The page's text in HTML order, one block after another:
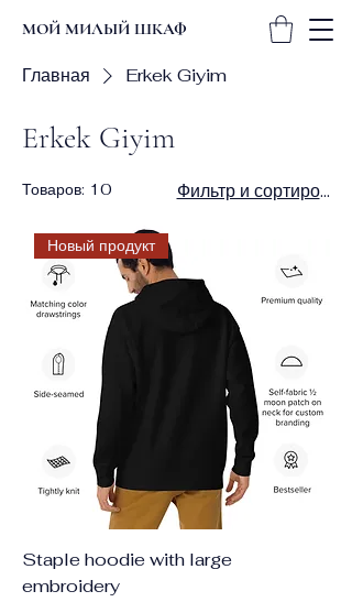
МОЙ МИЛЫЙ ШКАФ
Главная Erkek Giyim
Erkek Giyim
Товаров: 10 Фильтр и сортировка
Новый продукт
Staple hoodie with large
embroidery